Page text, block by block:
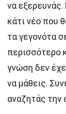
να
κάτι νέο που
τα γεγονότα
περισσότερο
γνώση δεν
να μάθεις.
αναζητάς την